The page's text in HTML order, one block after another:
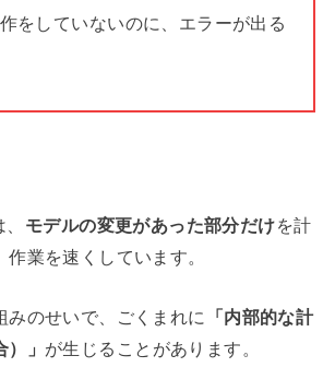
をしていないのに、エラーが出る
モデルの変更があった部分だけを計
業を速くしています。
みのせいで、ごくまれに
「内部的な計
」 が生じることがあります。